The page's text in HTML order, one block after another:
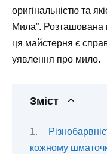
оригінальністю та
Мила”. Розташована
ця майстерня є
уявлення про мило.
Зміст
кожному